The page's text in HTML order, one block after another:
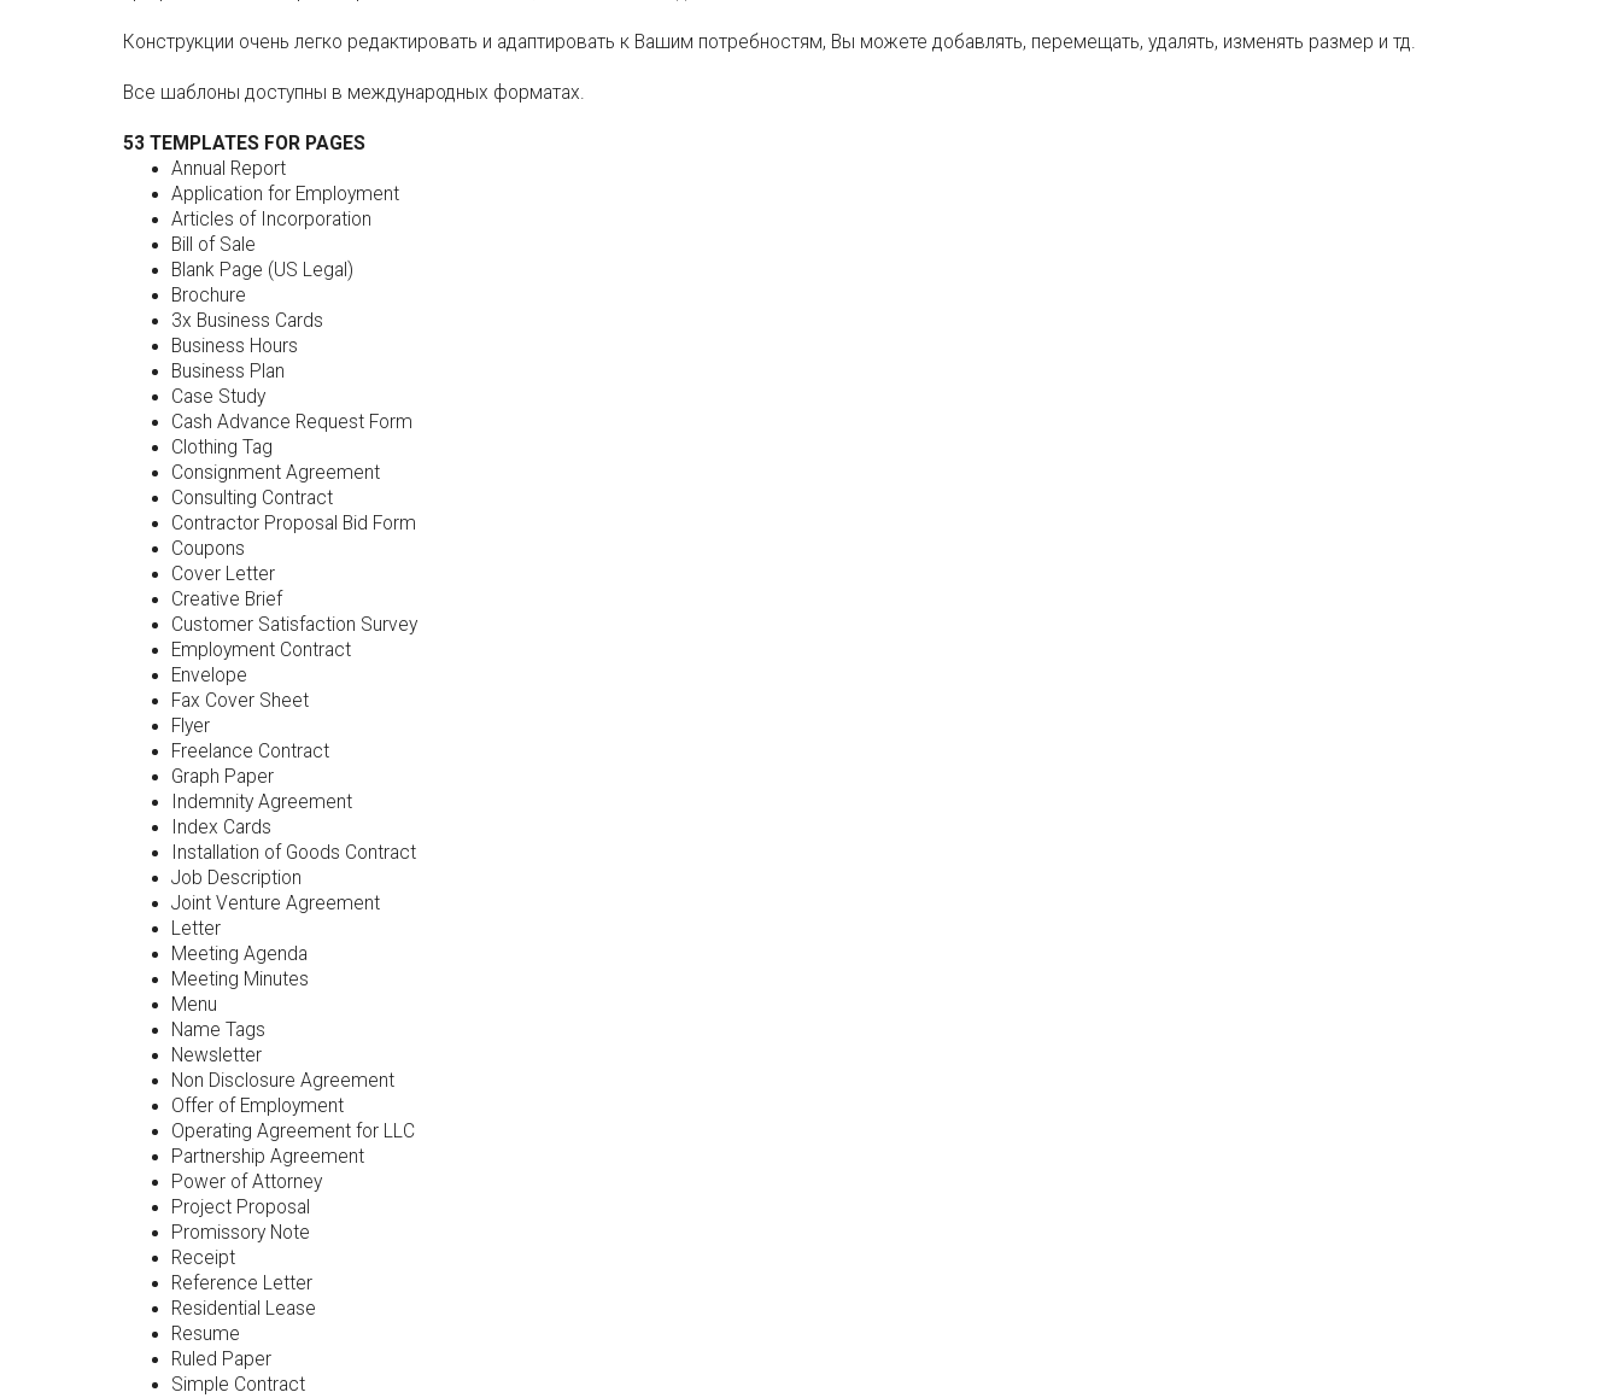
Конструкции очень легко редактировать и адаптировать к Вашим потребностям, Вы можете добавлять, перемещать, удалять, изменять размер и тд.
Все шаблоны доступны в международных форматах.
53 TEMPLATES FOR PAGES
Annual Report
Application for Employment
Articles of Incorporation
Bill of Sale
Blank Page (US Legal)
Brochure
3x Business Cards
Business Hours
Business Plan
Case Study
Cash Advance Request Form
Clothing Tag
Consignment Agreement
Consulting Contract
Contractor Proposal Bid Form
Coupons
Cover Letter
Creative Brief
Customer Satisfaction Survey
Employment Contract
Envelope
Fax Cover Sheet
Flyer
Freelance Contract
Graph Paper
Indemnity Agreement
Index Cards
Installation of Goods Contract
Job Description
Joint Venture Agreement
Letter
Meeting Agenda
Meeting Minutes
Menu
Name Tags
Newsletter
Non Disclosure Agreement
Offer of Employment
Operating Agreement for LLC
Partnership Agreement
Power of Attorney
Project Proposal
Promissory Note
Receipt
Reference Letter
Residential Lease
Resume
Ruled Paper
Simple Contract